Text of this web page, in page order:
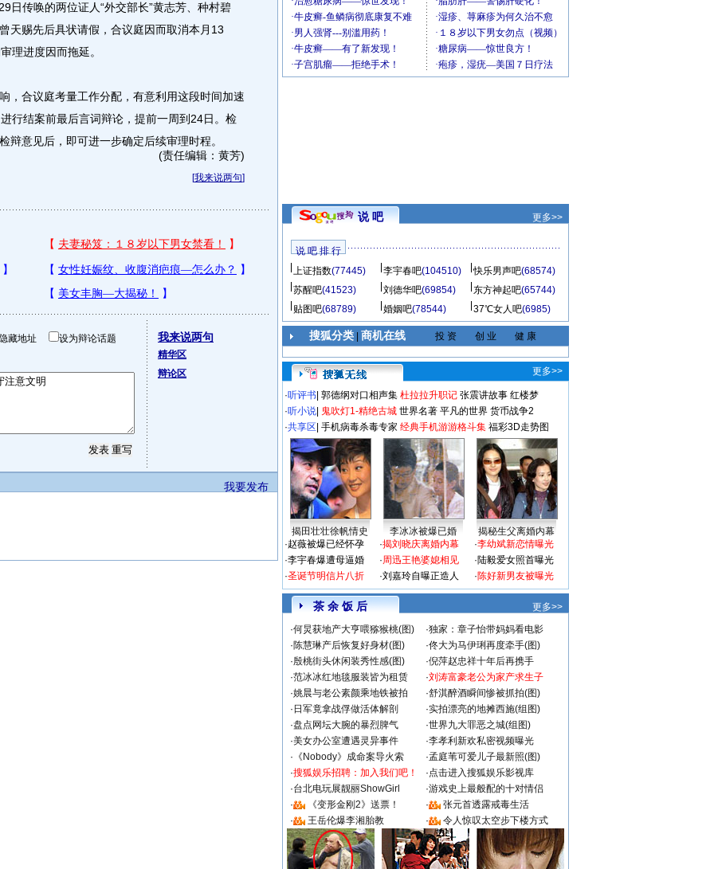
日传唤的两位证人“外交部长”黄志芳、种村碧
天赐先后具状请假，合议庭因而取消本月13
理进度因而拖延。
合议庭考量工作分配，有意利用这段时间加速
行结案前最后言词辩论，提前一周到24日。检
辩意见后，即可进一步确定后续审理时程。
(责任编辑：黄芳)
[我来说两句]
藏地址 设为辩论话题 我来说两句
精华区
辩论区
我要发布
说 吧 更多>>
说 吧 排 行
上证指数(77445) 李宇春吧(104510) 快乐男声吧(68574)
苏醒吧(41523) 刘德华吧(69854) 东方神起吧(65744)
贴图吧(68789) 婚姻吧(78544) 37℃女人吧(6985)
搜狐分类| 商机在线 投 资 创 业 健 康
更多>>
·听评书 郭德纲对口相声集 杜拉拉升职记 张震讲故事 红楼梦
·听小说 鬼吹灯1-精绝古城 世界名著 平凡的世界 货币战争2
·共享区 手机病毒杀毒专家 经典手机游游格斗集 福彩3D走势图
揭田壮壮徐帆情史 李冰冰被爆已婚
揭秘生父离婚内幕
·赵薇被爆已经怀孕
·李宇春爆遭母逼婚
·圣诞节明信片八折
·揭刘晓庆离婚内幕
·周迅王艳婆媳相见
·刘嘉玲自曝正造人
·李幼斌新恋情曝光
·陆毅爱女照首曝光
·陈好新男友被曝光
茶 余 饭 后
更多>>
·何炅获地产大亨喂猕猴桃(图) ·独家：章子怡带妈妈看电影
·陈慧琳产后恢复好身材(图) ·佟大为马伊琍再度牵手(图)
·殷桃街头休闲装秀性感(图) ·倪萍赵忠祥十年后再携手
·范冰冰红地毯服装皆为租赁 ·刘涛富豪老公为家产求生子
·姚晨与老公素颜乘地铁被拍 ·舒淇醉酒瞬间惨被抓拍(图)
· 日军竟拿战俘做活体解剖 ·实拍漂亮的地摊西施(组图)
·盘点网坛大腕的暴烈脾气 ·世界九大罪恶之城(组图)
·美女办公室遭遇灵异事件 ·李孝利新欢私密视频曝光
· 《Nobody》成命案导火索 ·孟庭苇可爱儿子最新照(图)
·搜狐娱乐招聘：加入我们吧！ ·点击进入搜狐娱乐影视库
·台北电玩展靓丽ShowGirl ·游戏史上最般配的十对情侣
·
《变形金刚2》送票！ ·
张元首透露戒毒生活
·
王岳伦爆李湘胎教 · 令人惊叹太空步下楼方式